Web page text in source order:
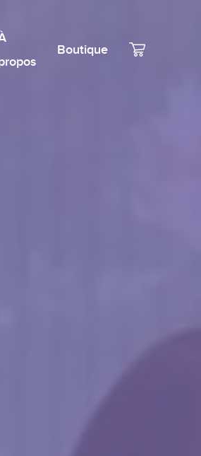
Boutique